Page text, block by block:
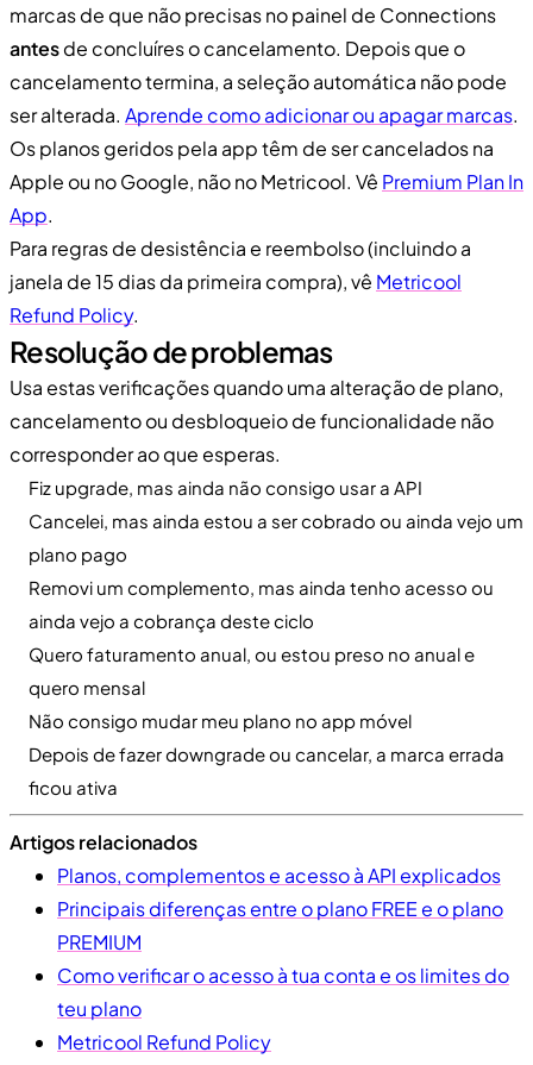
marcas de que não precisas no painel de Connections
antesde concluíres o cancelamento. Depois que o
cancelamento termina, a seleção automática não pode
ser alterada. Aprende como adicionar ou apagar marcas.
Os planos geridos pela app têm de ser cancelados na
Apple ou no Google, não no Metricool. Vê Premium Plan In
App.
Para regras de desistência e reembolso (incluindo a
janela de 15 dias da primeira compra), vê Metricool
Refund Policy.
Resolução de problemas
Usa estas verificações quando uma alteração de plano,
cancelamento ou desbloqueio de funcionalidade não
corresponder ao que esperas.
Fiz upgrade, mas ainda não consigo usar a API
Cancelei, mas ainda estou a ser cobrado ou ainda vejo um
plano pago
Removi um complemento, mas ainda tenho acesso ou
ainda vejo a cobrança deste ciclo
Quero faturamento anual, ou estou preso no anual e
quero mensal
Não consigo mudar meu plano no app móvel
Depois de fazer downgrade ou cancelar, a marca errada
ficou ativa
Artigos relacionados
Planos, complementos e acesso à API explicados
Principais diferenças entre o plano FREE e o plano
PREMIUM
Como verificar o acesso à tua conta e os limites do
teu plano
Metricool Refund Policy